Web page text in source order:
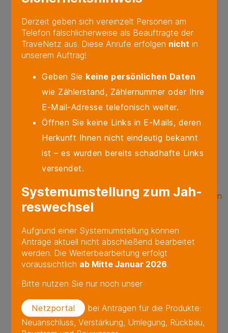
Störung melden – Gas
Störung melden – Wasser
Störung melden – Wärme
Kontakt
Service
Downloadcenter
Gasnetz Downloads
Hausanschluss Downloads
Stromnetz Downloads
Gestaltung von Kabelverteilerschränken
Onlineservices
Pflichtveröffentlichungen
Beantragung einer
Kampfmittelauskunft
Bilanzierung Downloads
EEG- und KWK-Gesetz
Meldungen
Derzeit geben sich vereinzelt Personen am
Telefon fälschlicherweise als Beauftragte der
TraveNetz aus. Diese Anrufe erfolgen nicht in
unserem Auftrag!
Geben Sie keine persönlichen Daten
wie Zählerstand, Zählernummer oder Ihre
E-Mail-Adresse telefonisch weiter.
Öffnen Sie keine Links in E-Mails, deren
Herkunft Ihnen nicht eindeutig bekannt
ist – es wurden bereits schadhafte Links
versendet.
Sys­tem­um­stel­lung zum Jah­
res­wech­sel
Aufgrund einer Systemumstellung können
Anträge aktuell nicht abschließend bearbeitet
werden. Die Weiterbearbeitung erfolgt
voraussichtlich ab Mitte Januar 2026.
Bitte nutzen Sie nur noch unser
Netzportal
bei Anträgen für die Produkte:
Neuanschluss, Verstärkung, Umlegung, Rückbau,